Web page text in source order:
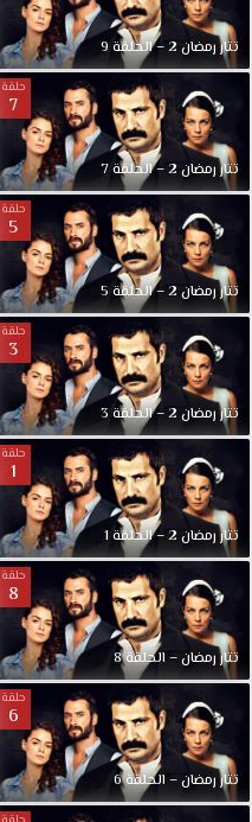
تتار رمضان 2 – الحلقة 9
حلقة
7
تتار رمضان 2 – الحلقة 7
حلقة
5
تتار رمضان 2 – الحلقة 5
حلقة
3
تتار رمضان 2 – الحلقة 3
حلقة
1
تتار رمضان 2 – الحلقة 1
حلقة
8
تتار رمضان – الحلقة 8
حلقة
6
تتار رمضان – الحلقة 6